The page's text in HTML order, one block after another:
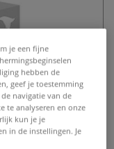
je een fijne
hebben de
geef je toestemming
navigatie van de
te analyseren en onze
kun je je
in de instellingen. Je